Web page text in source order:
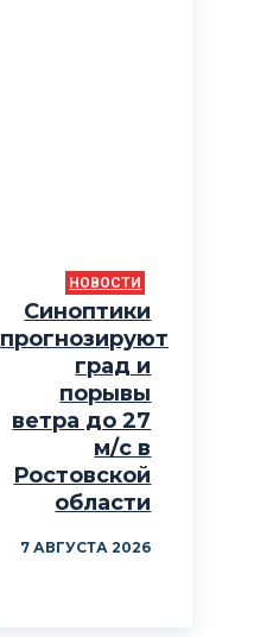
НОВОСТИ
Синоптики
прогнозируют
град и
порывы
ветра до 27
м/с в
Ростовской
области
7 АВГУСТА 2026